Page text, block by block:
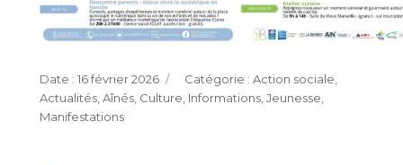
Publié
le
16 février 2026 Catégories
Action sociale
Actualités, Aînés, Culture Informations, Jeunesse
Manifestations